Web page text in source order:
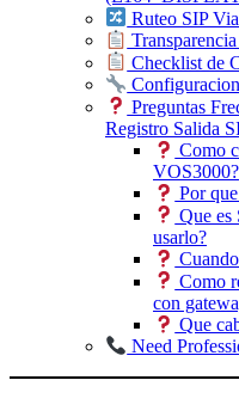
Ruteo SIP
Checklist de
Preguntas
Registro Salida
Como
VOS3000?
Por
Que
usarlo?
Como
con
Que
Need